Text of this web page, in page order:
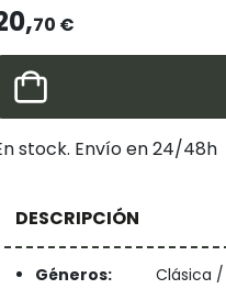
70 €
stock. Envío en 24/48h
DESCRIPCIÓN
Géneros:
Clásica